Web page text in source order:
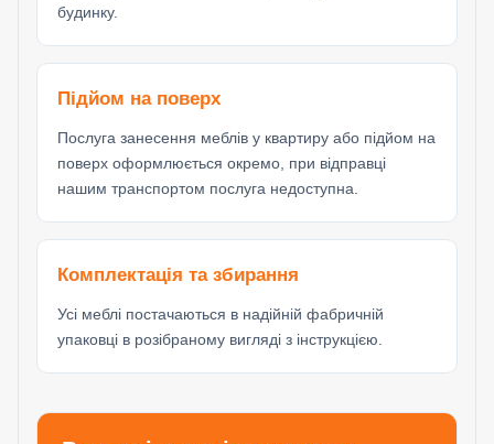
будинку.
Підйом на поверх
Послуга занесення меблів у квартиру або підйом на
поверх оформлюється окремо, при відправці
нашим транспортом послуга недоступна.
Комплектація та збирання
Усі меблі постачаються в надійній фабричній
упаковці в розібраному вигляді з інструкцією.